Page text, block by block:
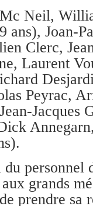
Neil,
ans), Joan-
Clerc,
Laurent
Peyrac,
Jacques
du personnel
grands
prendre sa